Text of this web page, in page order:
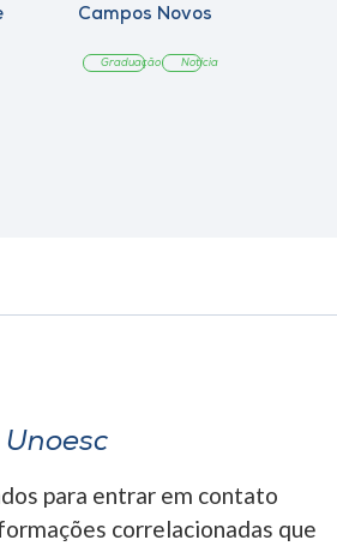
Campos Novos
Graduação Notícia
para entrar em contato
correlacionadas que